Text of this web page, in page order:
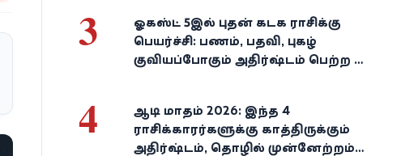
3
ஓகஸ்ட் 5இல் புதன் கடக ராசிக்கு
பெயர்ச்சி: பணம், பதவி, புகழ்
குவியப்போகும் அதிர்ஷ்டம் பெற்ற 3
4
ஆடி மாதம் 2026: இந்த 4
ராசிக்காரர்களுக்கு காத்திருக்கும்
அதிர்ஷ்டம், தொழில் முன்னேற்றம்,